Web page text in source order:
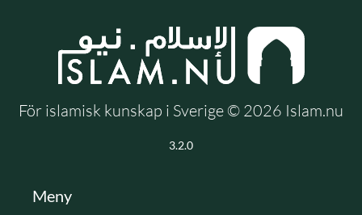
För islamisk kunskap i Sverige © 2026 Islam.nu
3.2.0
Meny